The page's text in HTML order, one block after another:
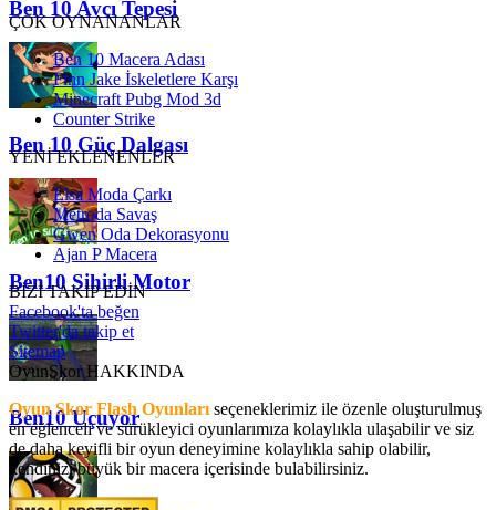
Ben 10 Avcı Tepesi
Ben 10 Güç Dalgası
Ben10 Sihirli Motor
Ben10 Uçuyor
ÇOK OYNANANLAR
Ben 10 Macera Adası
Finn Jake İskeletlere Karşı
Minecraft Pubg Mod 3d
Counter Strike
YENİ EKLENENLER
Elsa Moda Çarkı
Metroda Savaş
Gwen Oda Dekorasyonu
Ajan P Macera
BİZİ TAKİP EDİN
Facebook'ta beğen
Twitter'da takip et
Sitemap
OyunSkor HAKKINDA
Oyun Skor Flash Oyunları seçeneklerimiz ile özenle oluşturulmuş
en eğlenceli ve sürükleyici oyunlarımıza kolaylıkla ulaşabilir ve siz
de daha keyifli bir oyun deneyimine kolaylıkla sahip olabilir,
kendinizi büyük bir macera içerisinde bulabilirsiniz.